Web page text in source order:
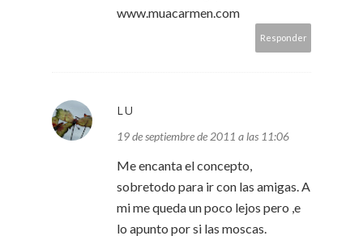
www.muacarmen.com
Responder
LU
19 de septiembre de 2011 a las 11:06
Me encanta el concepto,
sobretodo para ir con las amigas. A
mi me queda un poco lejos pero ,e
lo apunto por si las moscas.